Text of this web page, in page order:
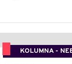
KOLUMNA -